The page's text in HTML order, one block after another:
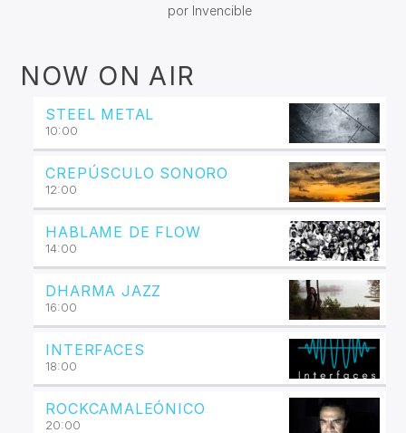
por Invencible
NOW ON AIR
STEEL METAL
10:00
CREPÚSCULO SONORO
12:00
HABLAME DE FLOW
14:00
DHARMA JAZZ
16:00
INTERFACES
18:00
ROCKCAMALEÓNICO
20:00